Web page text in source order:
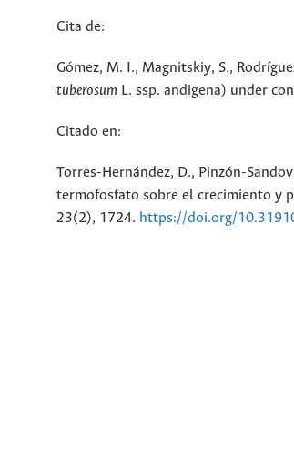
Cita de:
Gómez, M. I., Magnitskiy, S.,
tuberosum L. ssp. andigena) under
Citado en:
Torres-Hernández, D., Pinzón-
termofosfato sobre el crecimiento y
23(2), 1724. https://doi.org/